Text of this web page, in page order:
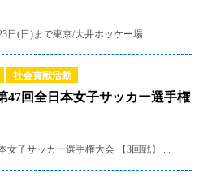
日(日)まで東京/大井ホッケー場...
社会貢献活動
47回全日本女子サッカー選手権
女子サッカー選手権大会 【3回戦】 ...